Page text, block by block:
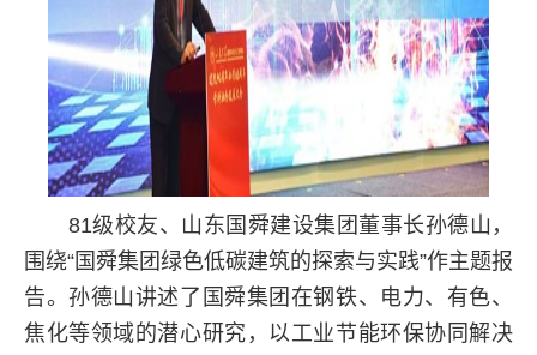
81级校友、山东国舜建设集团董事长孙德山，
围绕“国舜集团绿色低碳建筑的探索与实践”作主题报
告。孙德山讲述了国舜集团在钢铁、电力、有色、
焦化等领域的潜心研究，以工业节能环保协同解决